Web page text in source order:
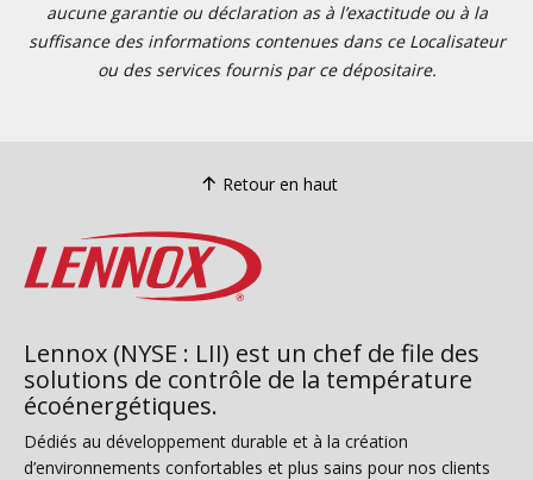
aucune garantie ou déclaration as à l’exactitude ou à la
suffisance des informations contenues dans ce Localisateur
ou des services fournis par ce dépositaire.
Retour en haut
Lennox (NYSE : LII) est un chef de file des
solutions de contrôle de la température
écoénergétiques.
Dédiés au développement durable et à la création
d’environnements confortables et plus sains pour nos clients